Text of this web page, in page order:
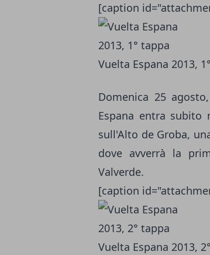
[caption
Vuelta Espana 2013,
Domenica 25
Espana entra
sull'Alto de Groba,
dove avverrà la
Valverde.
[caption
Vuelta Espana 2013,